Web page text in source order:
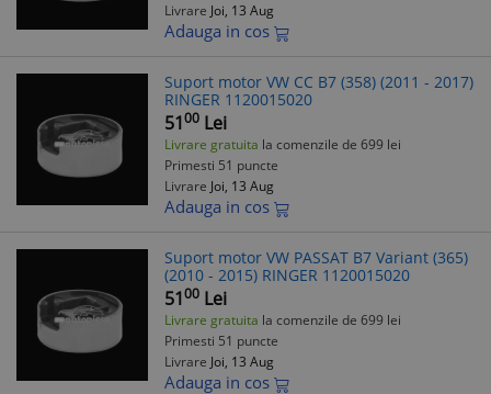
Livrare Joi, 13 Aug
Adauga in cos
Suport motor VW CC B7 (358) (2011 - 2017)
RINGER 1120015020
5100 Lei
Livrare gratuita la comenzile de 699 lei
Primesti 51 puncte
Livrare Joi, 13 Aug
Adauga in cos
Suport motor VW PASSAT B7 Variant (365)
(2010 - 2015) RINGER 1120015020
5100 Lei
Livrare gratuita la comenzile de 699 lei
Primesti 51 puncte
Livrare Joi, 13 Aug
Adauga in cos